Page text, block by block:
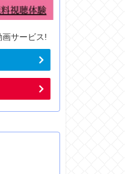
サービス!